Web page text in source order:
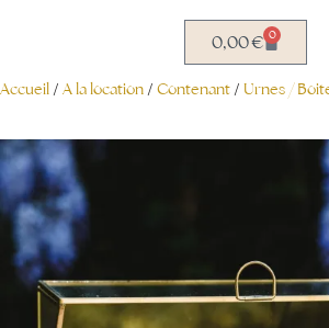
0,00€ 0
Accueil / A la location / Contenant / Urnes /